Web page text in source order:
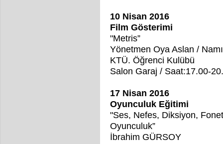
10 Nisan 2016
Film Gösterimi
"Metris”
Yönetmen Oya Aslan /
KTÜ. Öğrenci Kulübü
Salon Garaj / Saat:17.00-
17 Nisan 2016
Oyunculuk Eğitimi
"Ses, Nefes, Diksiyon,
Oyunculuk”
İbrahim GÜRSOY